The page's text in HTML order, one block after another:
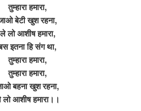
तुम्हारा हमारा,
बेटी खुश रहना,
ले लो आशीष हमारा,
इतना हि संग था,
तुम्हारा हमारा,
तुम्हारा हमारा,
बहना खुश रहना,
आशीष हमारा।।